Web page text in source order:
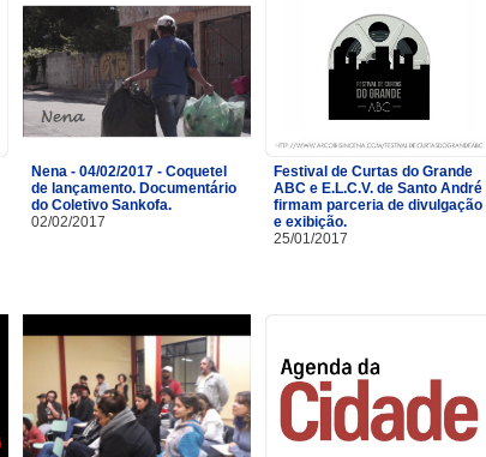
Nena - 04/02/2017 - Coquetel
de lançamento. Documentário
do Coletivo Sankofa.
02/02/2017
Festival de Curtas do Grande
ABC e E.L.C.V. de Santo André
firmam parceria de divulgação
e exibição.
25/01/2017